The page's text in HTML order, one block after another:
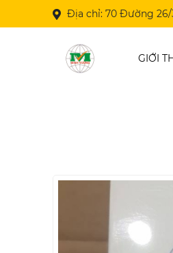
Địa chỉ: 70 Đường 26/
GIỚI